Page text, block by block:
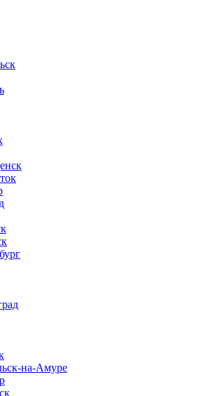
на-Амуре